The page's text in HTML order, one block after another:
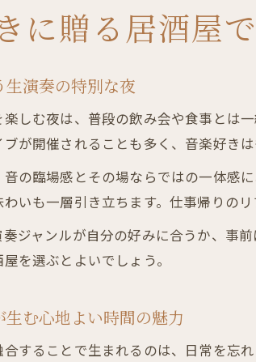
埼玉県
川口
さい
に贈る居酒屋
生演奏の特別な夜
しむ夜は、普段の飲み会や食事とは
が開催されることも多く、音楽好き
の臨場感とその場ならではの一体感
いも一層引き立ちます。仕事帰りの
ジャンルが自分の好みに合うか、事
を選ぶとよいでしょう。
む心地よい時間の魅力
することで生まれるのは、日常を忘